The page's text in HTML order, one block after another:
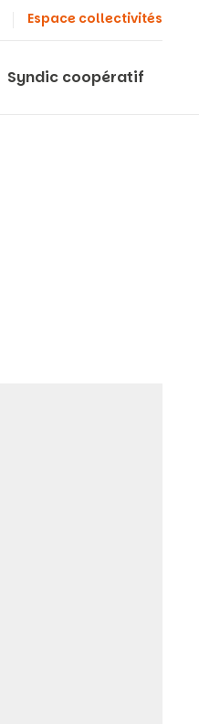
Espace collectivités
Syndic coopératif